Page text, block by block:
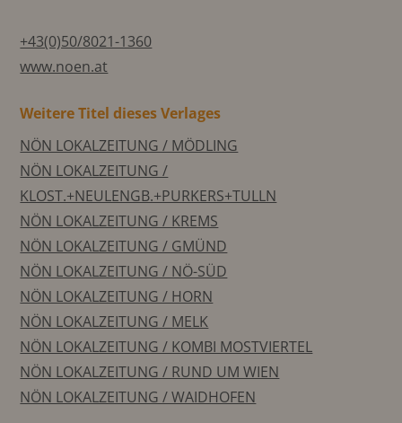
+43(0)50/8021-1360
www.noen.at
Weitere Titel dieses Verlages
NÖN LOKALZEITUNG / MÖDLING
NÖN LOKALZEITUNG /
KLOST.+NEULENGB.+PURKERS+TULLN
NÖN LOKALZEITUNG / KREMS
NÖN LOKALZEITUNG / GMÜND
NÖN LOKALZEITUNG / NÖ-SÜD
NÖN LOKALZEITUNG / HORN
NÖN LOKALZEITUNG / MELK
NÖN LOKALZEITUNG / KOMBI MOSTVIERTEL
NÖN LOKALZEITUNG / RUND UM WIEN
NÖN LOKALZEITUNG / WAIDHOFEN